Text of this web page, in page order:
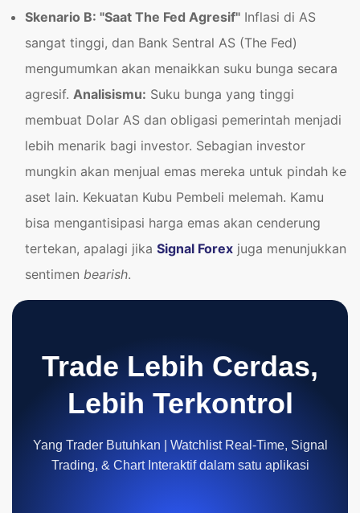
Skenario B: "Saat The Fed Agresif" Inflasi di AS
sangat tinggi, dan Bank Sentral AS (The Fed)
mengumumkan akan menaikkan suku bunga secara
agresif. Analisismu: Suku bunga yang tinggi
membuat Dolar AS dan obligasi pemerintah menjadi
lebih menarik bagi investor. Sebagian investor
mungkin akan menjual emas mereka untuk pindah ke
aset lain. Kekuatan Kubu Pembeli melemah. Kamu
bisa mengantisipasi harga emas akan cenderung
tertekan, apalagi jika Signal Forex juga menunjukkan
sentimen bearish.
Trade Lebih Cerdas,
Lebih Terkontrol
Yang Trader Butuhkan | Watchlist Real-Time, Signal
Trading, & Chart Interaktif dalam satu aplikasi